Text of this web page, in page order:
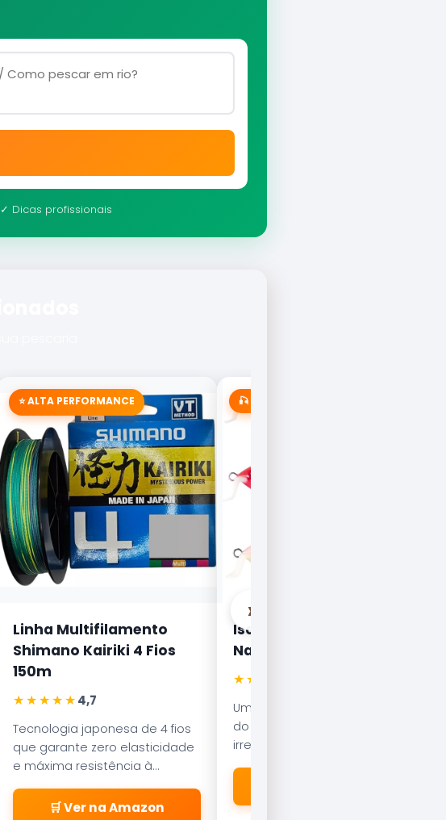
✓ Dicas profissionais
⭐ ALTA PERFORMANCE
Linha Multifilamento
Shimano Kairiki 4 Fios
150m
★★★★★4,7
Tecnologia japonesa de 4 fios
que garante zero elasticidade
e máxima resistência à
abrasão. Desliza suavemente
pelos passadores.
🛒 Ver na Amazon
🎣 MAIS VENDIDA
Isca Artificial Nelson
Nakamura Curisco 70
★★★★★
Uma das iscas mais famosas
do Brasil. Com nado errático, é
irresistível para o Tucunaré e o
Robalo. Essencial em qualquer
›